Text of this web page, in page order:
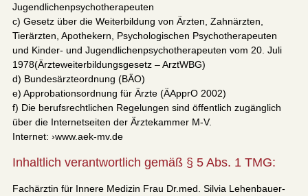
Jugendlichenpsychotherapeuten
c) Gesetz über die Weiterbildung von Ärzten, Zahnärzten,
Tierärzten, Apothekern, Psychologischen Psychotherapeuten
und Kinder- und Jugendlichenpsychotherapeuten vom 20. Juli
1978(Ärzteweiterbildungsgesetz – ArztWBG)
d) Bundesärzteordnung (BÄO)
e) Approbationsordnung für Ärzte (ÄApprO 2002)
f) Die berufsrechtlichen Regelungen sind öffentlich zugänglich
über die Internetseiten der Ärztekammer M-V.
Internet: ›www.aek-mv.de
Inhaltlich verantwortlich gemäß § 5 Abs. 1 TMG:
Fachärztin für Innere Medizin Frau Dr.med. Silvia Lehenbauer-